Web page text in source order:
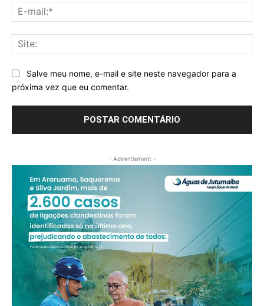
Salve meu nome, e-mail e site neste navegador para a
próxima vez que eu comentar.
- Advertisment -